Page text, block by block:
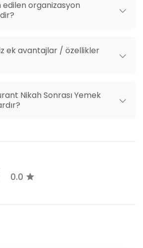
edilen organizasyon
ek avantajlar / özellikler
Nikah Sonrası Yemek
0.0